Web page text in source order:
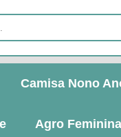
Camisa Nono
Agro Feminina